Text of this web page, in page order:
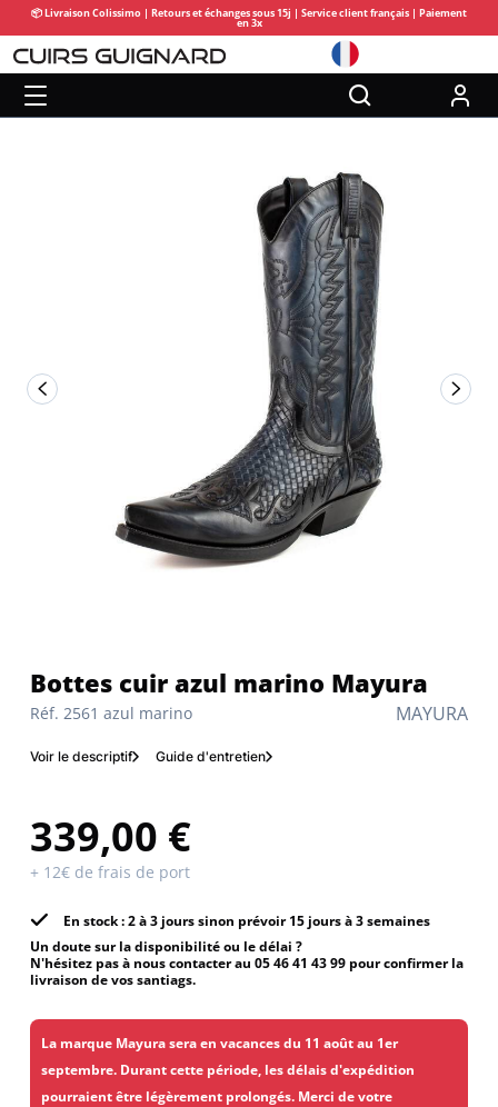
📦 Livraison Colissimo | Retours et échanges sous 15j | Service client français | Paiement
en 3x
MAYURA
Réf. 2561 azul marino
Bottes cuir azul marino Mayura
Voir le descriptif Guide d'entretien
339,00 €
+ 12€ de frais de port
En stock : 2 à 3 jours sinon prévoir 15 jours à 3 semaines
Un doute sur la disponibilité ou le délai ?
N'hésitez pas à nous contacter au 05 46 41 43 99 pour confirmer la
livraison de vos santiags.
La marque Mayura sera en vacances du 11 août au 1er
septembre. Durant cette période, les délais d'expédition
pourraient être légèrement prolongés. Merci de votre